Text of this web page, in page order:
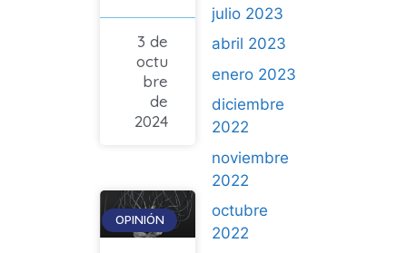
julio 2023
abril 2023
enero 2023
diciembre
2022
noviembre
2022
octubre
2022
3 de
octu
bre
de
2024
OPINIÓN